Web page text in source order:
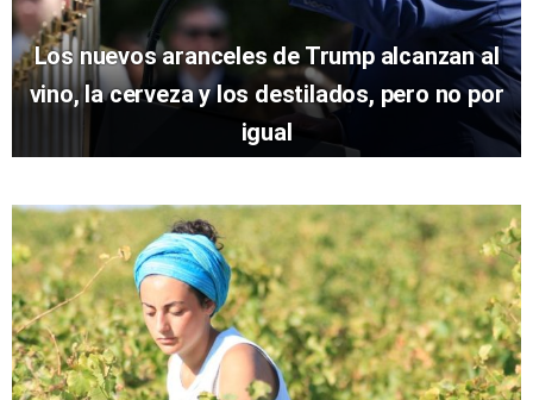
Los nuevos aranceles de Trump alcanzan al
vino, la cerveza y los destilados, pero no por
igual